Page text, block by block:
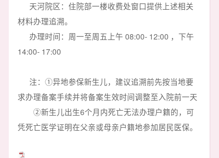
天河院区：住院部一楼收费处窗口提供上述相关
材料办理追溯。
办理时间：周一至周五上午 08:00- 12:00 ，下午
14:00- 17:00
注：①异地参保新生儿，建议追溯前先按当地要
求办理备案手续并将备案生效时间调整至入院前一天
②新生儿出生6个月内死亡无法办理户籍的，可
凭死亡医学证明在父亲或母亲户籍地参加居民医保。